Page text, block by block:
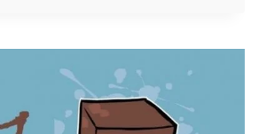
دحومي999
الفرنسي
#62
|
62#